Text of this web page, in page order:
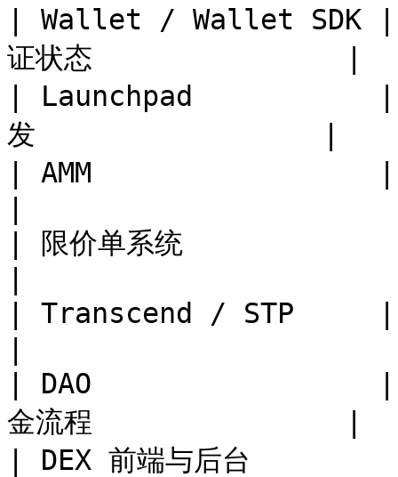
| Wallet / Wallet SDK | 让
证状态               |
| Launchpad           | 支
发                 |
| AMM                 | 支
| 限价单系统               |
| Transcend / STP     |
| DAO                 | 支持
金流程               |
| DEX 前端与后台